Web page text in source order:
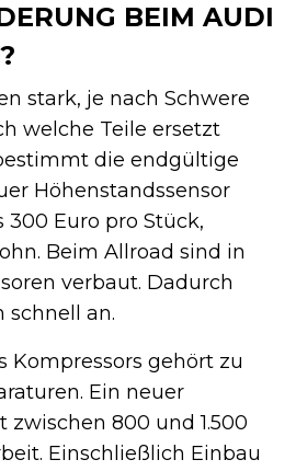
BEIM AUDI
stark, je nach Schwere
welche Teile ersetzt
die endgültige
Höhenstandssensor
300 Euro pro Stück,
Beim Allroad sind in
verbaut. Dadurch
schnell an.
Kompressors gehört zu
Ein neuer
zwischen 800 und 1.500
Einschließlich Einbau